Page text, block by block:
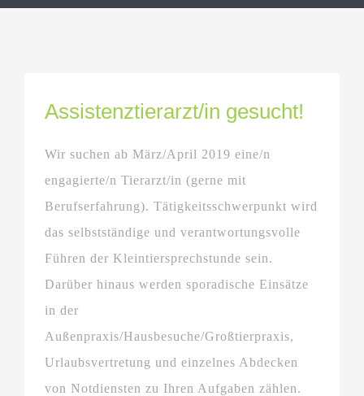
Assistenztierarzt/in gesucht!
Wir suchen ab März/April 2019 eine/n
engagierte/n Tierarzt/in (gerne mit
Berufserfahrung). Tätigkeitsschwerpunkt wird
das selbstständige und verantwortungsvolle
Führen der Kleintiersprechstunde sein.
Darüber hinaus werden sporadische Einsätze
in der
Außenpraxis/Hausbesuche/Großtierpraxis,
Urlaubsvertretung und einzelnes Abdecken
von Notdiensten zu Ihren Aufgaben zählen.